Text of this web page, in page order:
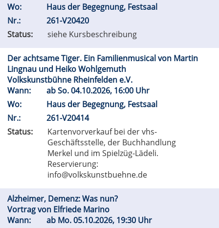
Wo:
Haus der Begegnung, Festsaal
Nr.:
261-V20420
Status:
siehe Kursbeschreibung
Der achtsame Tiger. Ein Familienmusical von Martin
Lingnau und Heiko Wohlgemuth
Volkskunstbühne Rheinfelden e.V.
Wann:
abSo.04.10.2026, 16:00 Uhr
Wo:
Haus der Begegnung, Festsaal
Nr.:
261-V20414
Status:
Kartenvorverkauf bei der vhs-
Geschäftsstelle, der Buchhandlung
Merkel und im Spielzüg-Lädeli.
Reservierung:
info@volkskunstbuehne.de
Alzheimer, Demenz: Was nun?
Vortrag von Elfriede Marino
Wann:
ab Mo.05.10.2026, 19:30 Uhr